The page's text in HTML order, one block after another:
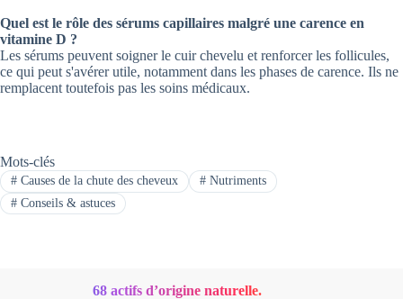
Quel est le rôle des sérums capillaires malgré une carence en
vitamine D ?
Les sérums peuvent soigner le cuir chevelu et renforcer les follicules,
ce qui peut s'avérer utile, notamment dans les phases de carence. Ils ne
remplacent toutefois pas les soins médicaux.
Mots-clés
#Causes de la chute des cheveux #Nutriments
#Conseils & astuces
68 actifs d’origine naturelle.